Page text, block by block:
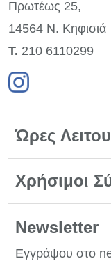
Πρωτέως 25,
14564 Ν. Κηφισιά
Τ. 210 6110299
Ώρες
Χρήσιμοι
Newsletter
Εγγράψου στο